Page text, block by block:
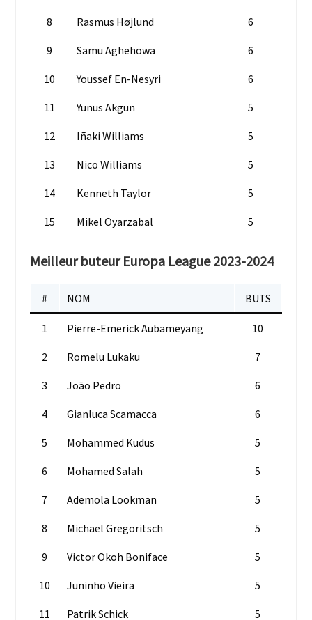
8 Rasmus Højlund 6
9 Samu Aghehowa 6
10 Youssef En-Nesyri 6
11 Yunus Akgün 5
12 Iñaki Williams 5
13 Nico Williams 5
14 Kenneth Taylor 5
15 Mikel Oyarzabal 5
Meilleur buteur Europa League 2023-2024
# NOM BUTS
1 Pierre-Emerick Aubameyang 10
2 Romelu Lukaku 7
3 João Pedro 6
4 Gianluca Scamacca 6
5 Mohammed Kudus 5
6 Mohamed Salah 5
7 Ademola Lookman 5
8 Michael Gregoritsch 5
9 Victor Okoh Boniface 5
10 Juninho Vieira 5
11 Patrik Schick 5